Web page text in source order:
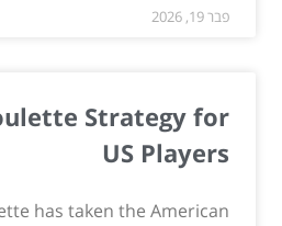
פבר 19, 2026
Strategy for
US Players
has taken the American